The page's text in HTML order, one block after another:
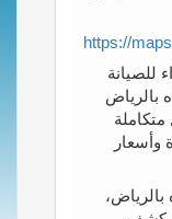
https://
للصيانة
بالرياض
وأسعار